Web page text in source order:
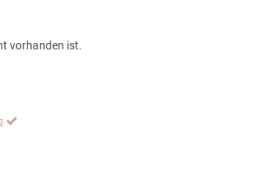
vorhanden ist.